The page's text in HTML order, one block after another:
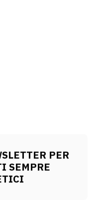
PER
SEMPRE